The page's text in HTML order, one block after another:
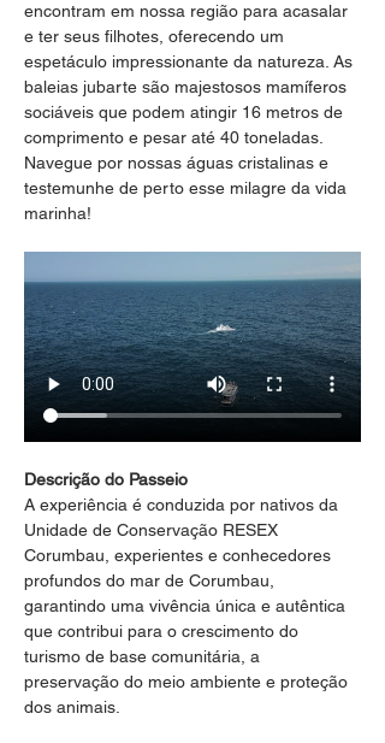
encontram em nossa região para acasalar
e ter seus filhotes, oferecendo um
espetáculo impressionante da natureza. As
baleias jubarte são majestosos mamíferos
sociáveis que podem atingir 16 metros de
comprimento e pesar até 40 toneladas.
Navegue por nossas águas cristalinas e
testemunhe de perto esse milagre da vida
marinha!
Descrição do Passeio
A experiência é conduzida por nativos da
Unidade de Conservação RESEX
Corumbau, experientes e conhecedores
profundos do mar de Corumbau,
garantindo uma vivência única e autêntica
que contribui para o crescimento do
turismo de base comunitária, a
preservação do meio ambiente e proteção
dos animais.